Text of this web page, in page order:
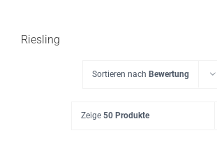
Riesling
Sortieren nach Bewertung
Zeige 50 Produkte